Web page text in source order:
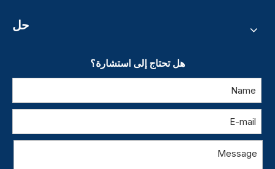
حل
هل تحتاج إلى استشارة؟